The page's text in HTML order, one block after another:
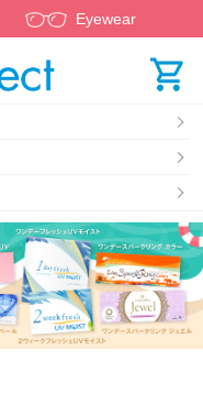
Eyewear